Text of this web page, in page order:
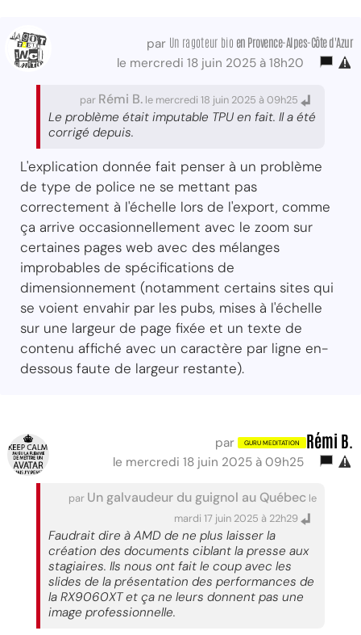
par Un ragoteur bio en Provence-Alpes-Côte d'Azur
le mercredi 18 juin 2025 à 18h20
par Rémi B. le mercredi 18 juin 2025 à 09h25
Le problème était imputable TPU en fait. Il a été
corrigé depuis.
L'explication donnée fait penser à un problème
de type de police ne se mettant pas
correctement à l'échelle lors de l'export, comme
ça arrive occasionnellement avec le zoom sur
certaines pages web avec des mélanges
improbables de spécifications de
dimensionnement (notamment certains sites qui
se voient envahir par les pubs, mises à l'échelle
sur une largeur de page fixée et un texte de
contenu affiché avec un caractère par ligne en-
dessous faute de largeur restante).
par Rémi B.
le mercredi 18 juin 2025 à 09h25
par Un galvaudeur du guignol au Québec le
mardi 17 juin 2025 à 22h29
Faudrait dire à AMD de ne plus laisser la
création des documents ciblant la presse aux
stagiaires. Ils nous ont fait le coup avec les
slides de la présentation des performances de
la RX9060XT et ça ne leurs donnent pas une
image professionnelle.